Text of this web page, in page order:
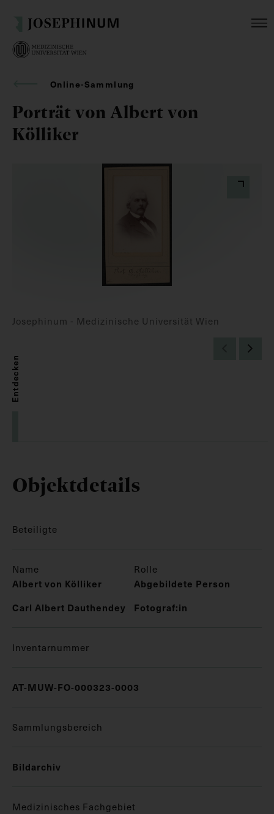
Online-Sammlung
Porträt von Albert von
Kölliker
Josephinum - Medizinische Universität Wien
Entdecken
Objektdetails
Beteiligte
Name Rolle
Albert von Kölliker
Abgebildete Person
Carl Albert Dauthendey
Fotograf:in
Inventarnummer
AT-MUW-FO-000323-0003
Sammlungsbereich
Bildarchiv
Medizinisches Fachgebiet